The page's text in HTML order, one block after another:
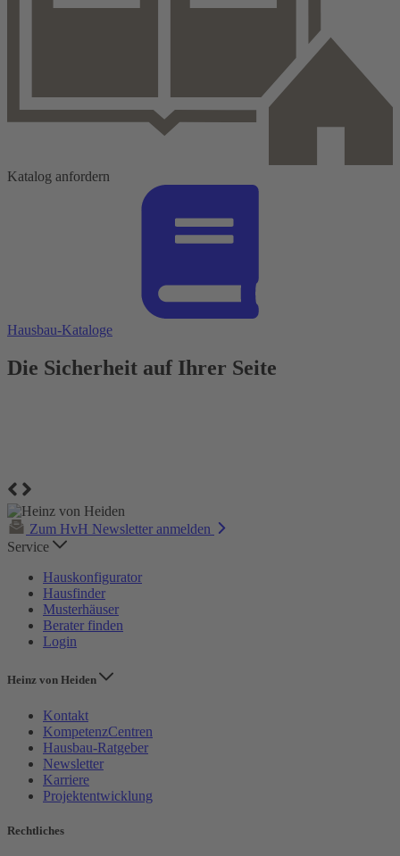
Katalog anfordern
Hausbau-Kataloge
Die Sicherheit auf Ihrer Seite
Zum HvH Newsletter anmelden
Service
Hauskonfigurator
Hausfinder
Musterhäuser
Berater finden
Login
Heinz von Heiden
Kontakt
KompetenzCentren
Hausbau-Ratgeber
Newsletter
Karriere
Projektentwicklung
Rechtliches